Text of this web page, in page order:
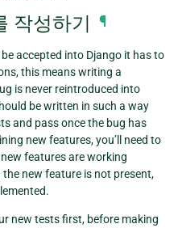
작성하기 ¶
accepted into Django it has to
this means writing a
is never reintroduced into
be written in such a way
and pass once the bug has
new features, you’ll need to
features are working
new feature is not present,
new tests first, before making